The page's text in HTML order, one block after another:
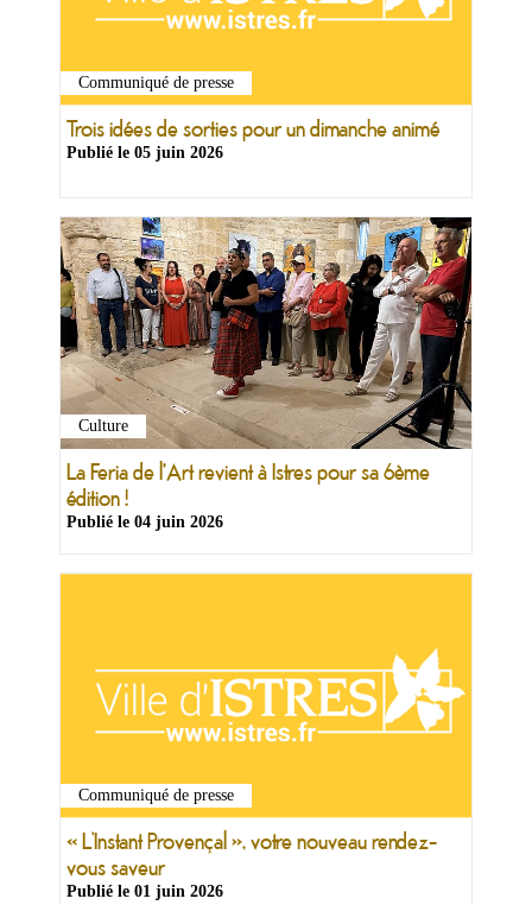
Communiqué de presse
Trois idées de sorties pour un dimanche animé
Publié le 05 juin 2026
Culture
La Feria de l'Art revient à Istres pour sa 6ème
édition !
Publié le 04 juin 2026
Communiqué de presse
« L’Instant Provençal », votre nouveau rendez-
vous saveur
Publié le 01 juin 2026